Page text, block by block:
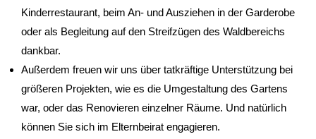
Kinderrestaurant, beim An- und Ausziehen in der Garderobe
oder als Begleitung auf den Streifzügen des Waldbereichs
dankbar.
Außerdem freuen wir uns über tatkräftige Unterstützung bei
größeren Projekten, wie es die Umgestaltung des Gartens
war, oder das Renovieren einzelner Räume. Und natürlich
können Sie sich im Elternbeirat engagieren.